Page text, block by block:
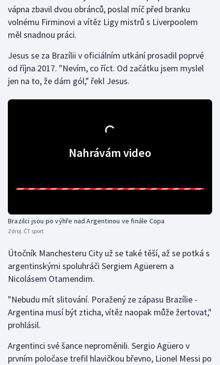
Jezdectví
Judo
Lezení
Parasport
Plavání
Ragby
Rychlostní kanoistika
Sportovní střelba
vápna zbavil dvou obránců, poslal míč před branku
volnému Firminovi a vítěz Ligy mistrů s Liverpoolem
měl snadnou práci.
Jesus se za Brazílii v oficiálním utkání prosadil poprvé
od října 2017. "Nevím, co říct. Od začátku jsem myslel
jen na to, že dám gól," řekl Jesus.
Nahrávám video
Brazilci jsou po výhře nad Argentinou ve finále Copa
Zdroj: ČT sport
Útočník Manchesteru City už se také těší, až se potká s
argentinskými spoluhráči Sergiem Agüerem a
Nicolásem Otamendim.
"Nebudu mít slitování. Poražený ze zápasu Brazílie -
Argentina musí být zticha, vítěz naopak může žertovat,"
prohlásil.
Argentinci své šance neproměnili. Sergio Agüero v
prvním poločase trefil hlavičkou břevno, Lionel Messi po